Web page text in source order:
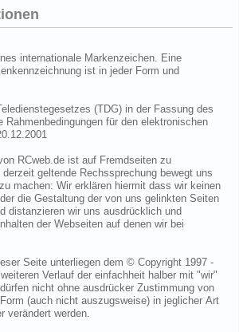
internationale Markenzeichen. Eine
ist in jeder Form und
(TDG) in der Fassung des
Rahmenbedingungen für den elektronischen
RCweb.de ist auf Fremdseiten zu
geltende Rechssprechung bewegt uns
machen: Wir erklären hiermit dass wir keinen
die Gestaltung der von uns gelinkten Seiten
distanzieren wir uns ausdrücklich und
der Webseiten auf denen wir bei
Seite unterliegen dem © Copyright 1997 -
Verlauf der einfachheit halber mit "wir"
nicht ohne ausdrücker Zustimmung von
(auch nicht auszugsweise) in jeglicher Art
verändert werden.